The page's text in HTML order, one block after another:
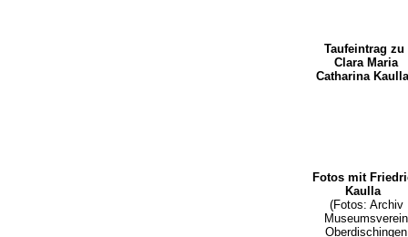
Taufeintrag zu
Clara Maria
Catharina
Fotos mit
Kaulla
(Fotos: Archiv
Museumsverein
Oberdischingen